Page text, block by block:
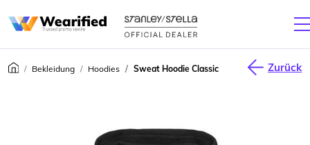
Bekleidung Hoodies Sweat Hoodie Classic Zurück